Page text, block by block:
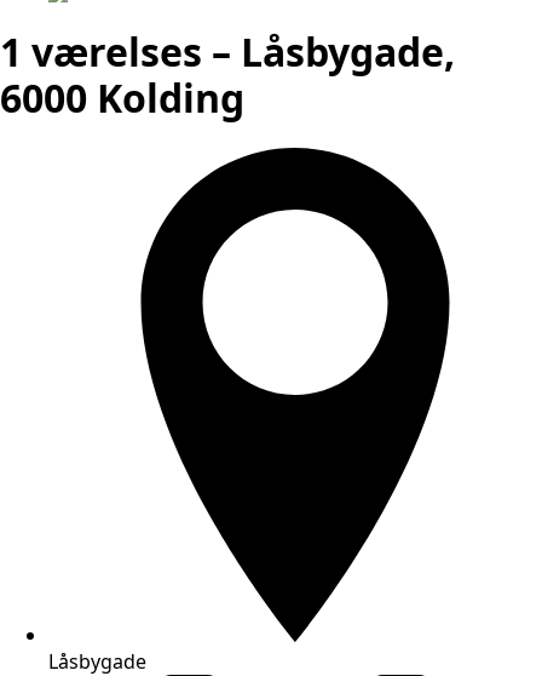
1 værelses – Låsbygade,
6000 Kolding
Låsbygade